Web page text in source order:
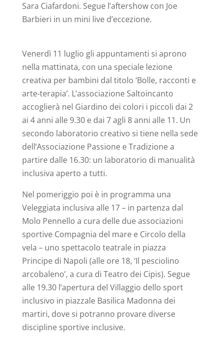
Sara Ciafardoni. Segue l’aftershow con Joe
Barbieri in un mini live d’eccezione.
Venerdì 11 luglio gli appuntamenti si aprono
nella mattinata, con una speciale lezione
creativa per bambini dal titolo ‘Bolle, racconti e
arte-terapia’. L’associazione Saltoincanto
accoglierà nel Giardino dei colori i piccoli dai 2
ai 4 anni alle 9.30 e dai 7 agli 8 anni alle 11. Un
secondo laboratorio creativo si tiene nella sede
dell’Associazione Passione e Tradizione a
partire dalle 16.30: un laboratorio di manualità
inclusiva aperto a tutti.
Nel pomeriggio poi è in programma una
Veleggiata inclusiva alle 17 – in partenza dal
Molo Pennello a cura delle due associazioni
sportive Compagnia del mare e Circolo della
vela – uno spettacolo teatrale in piazza
Principe di Napoli (alle ore 18, ‘Il pesciolino
arcobaleno’, a cura di Teatro dei Cipis). Segue
alle 19.30 l’apertura del Villaggio dello sport
inclusivo in piazzale Basilica Madonna dei
martiri, dove si potranno provare diverse
discipline sportive inclusive.